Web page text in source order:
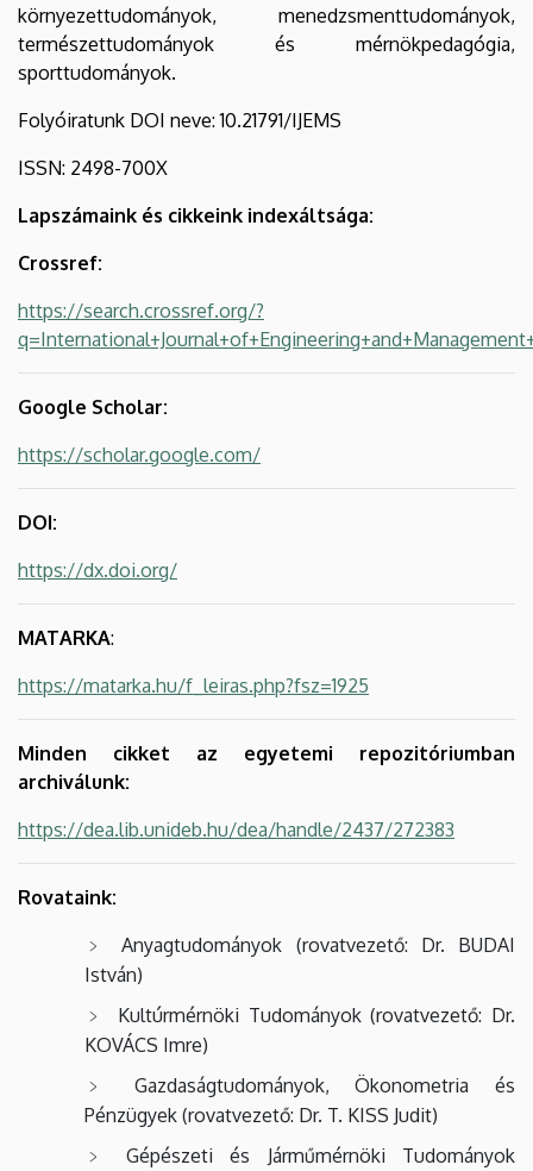
környezettudományok, menedzsmenttudományok,
természettudományok és mérnökpedagógia,
sporttudományok.
Folyóiratunk DOI neve: 10.21791/IJEMS
ISSN: 2498-700X
Lapszámaink és cikkeink indexáltsága:
Crossref:
https://search.crossref.org/?
Google Scholar:
https://scholar.google.com/
DOI:
https://dx.doi.org/
MATARKA:
https://matarka.hu/f_leiras.php?fsz=1925
Minden cikket az egyetemi repozitóriumban
archiválunk:
https://dea.lib.unideb.hu/dea/handle/2437/272383
Rovataink:
Anyagtudományok (rovatvezető: Dr. BUDAI
István)
Kultúrmérnöki Tudományok (rovatvezető: Dr.
KOVÁCS Imre)
Gazdaságtudományok, Ökonometria és
Pénzügyek (rovatvezető: Dr. T. KISS Judit)
Gépészeti és Járműmérnöki Tudományok